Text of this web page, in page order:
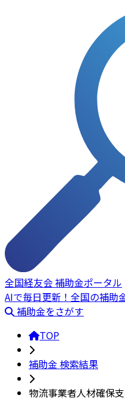
全国経友会 補助金ポータル
AIで毎日更新！全国の補助
補助金をさがす
TOP
補助金 検索結果
物流事業者人材確保